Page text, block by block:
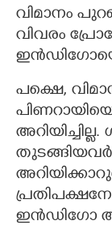
വിമാനം
വിവരം
ഇൻഡിഗോയെ
പക്ഷെ,
പിണറായിയെ
തുടങ്ങിയവർ
ഇൻഡിഗോ